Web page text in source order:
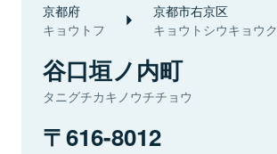
京都府
キョウトフ
京都市右京区
キョウトシウキョウク
谷口垣ノ内町
タニグチカキノウチチョウ
616-8012